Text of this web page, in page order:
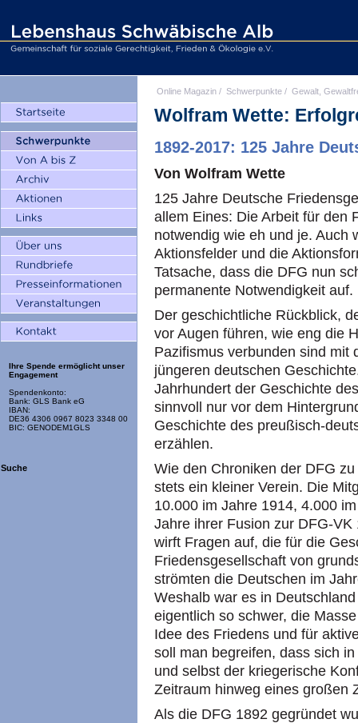
Ihre Spende ermöglicht unser
Engagement
Spendenkonto:
Bank: GLS Bank eG
IBAN:
DE36 4306 0967 8023 3348 00
BIC: GENODEM1GLS
Suche
Online Magazin / Schwerpunkte / Gewalt,
Wolfram Wette:
1892-2017: 125 Jahre
Von Wolfram Wette
125 Jahre Deutsche
allem Eines: Die Arbeit für den
notwendig wie eh und je. Auch
Aktionsfelder und die
Tatsache, dass die DFG nun
permanente Notwendigkeit auf.
Der geschichtliche Rückblick,
vor Augen führen, wie eng die
Pazifismus verbunden sind mit
jüngeren deutschen
Jahrhundert der Geschichte
sinnvoll nur vor dem
Geschichte des preußisch-
erzählen.
Wie den Chroniken der DFG
stets ein kleiner Verein. Die
10.000 im Jahre 1914, 4.000
Jahre ihrer Fusion zur DFG-
wirft Fragen auf, die für die
Friedensgesellschaft von
strömten die Deutschen im
Weshalb war es in
eigentlich so schwer, die
Idee des Friedens und für
soll man begreifen, dass sich
und selbst der kriegerische
Zeitraum hinweg eines großen
Als die DFG 1892 gegründet